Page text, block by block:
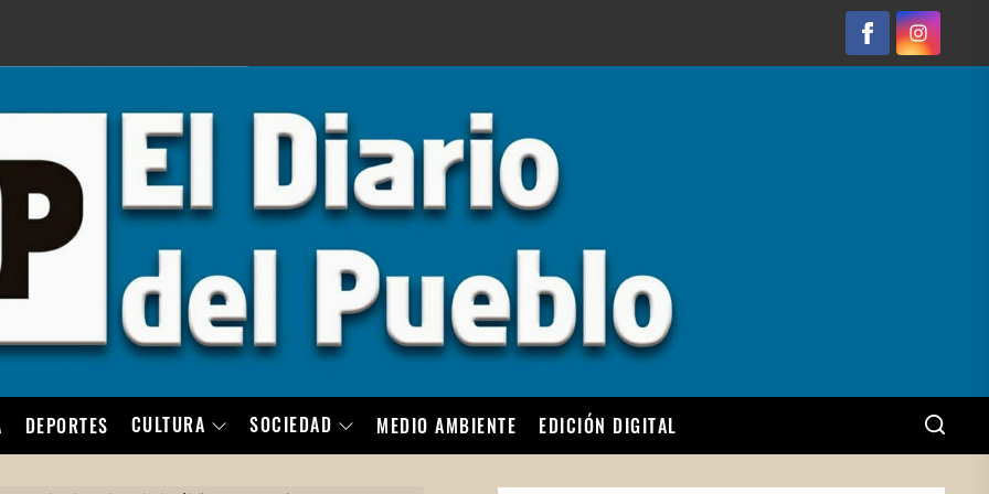
FacebookInstagram
DEPORTES CULTURA SOCIEDAD MEDIO AMBIENTE EDICIÓN DIGITAL